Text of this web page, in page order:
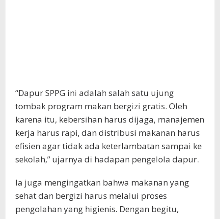
“Dapur SPPG ini adalah salah satu ujung
tombak program makan bergizi gratis. Oleh
karena itu, kebersihan harus dijaga, manajemen
kerja harus rapi, dan distribusi makanan harus
efisien agar tidak ada keterlambatan sampai ke
sekolah,” ujarnya di hadapan pengelola dapur.
Ia juga mengingatkan bahwa makanan yang
sehat dan bergizi harus melalui proses
pengolahan yang higienis. Dengan begitu,